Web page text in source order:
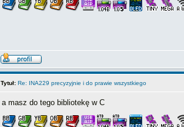
Tytuł: Re: INA229 precyzyjnie i do prawie wszystkiego
a masz do tego bibliotekę w C